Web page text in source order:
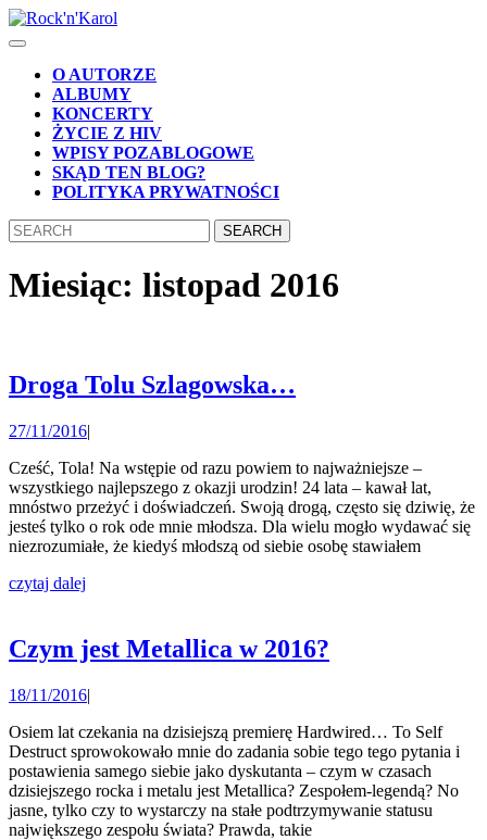
Skip
to
Skip
content
Open
ButtonO AUTORZE
ALBUMY
KONCERTY
ŻYCIE Z HIV
WPISY POZABLOGOWE
SKĄD TEN BLOG?
POLITYKA PRYWATNOŚCI
CLOSE
BUTTON
Search
for:
Miesiąc: listopad 2016
Droga Tolu Szlagowska…
27/11/201627/11/2016
|
Cześć, Tola! Na wstępie od razu powiem to najważniejsze –
wszystkiego najlepszego z okazji urodzin! 24 lata – kawał lat,
mnóstwo przeżyć i doświadczeń. Swoją drogą, często się dziwię, że
jesteś tylko o rok ode mnie młodsza. Dla wielu mogło wydawać się
niezrozumiałe, że kiedyś młodszą od siebie osobę stawiałem
czytaj dalej
Czym jest Metallica w 2016?
w
2016?
18/11/201618/11/2016
|
Osiem lat czekania na dzisiejszą premierę Hardwired… To Self
Destruct sprowokowało mnie do zadania sobie tego tego pytania i
postawienia samego siebie jako dyskutanta – czym w czasach
dzisiejszego rocka i metalu jest Metallica? Zespołem-legendą? No
jasne, tylko czy to wystarczy na stałe podtrzymywanie statusu
największego zespołu świata? Prawda, takie